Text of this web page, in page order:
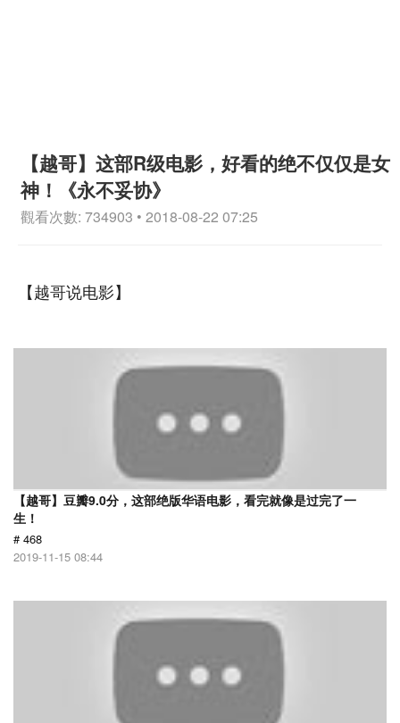
【越哥】这部R级电影，好看的绝不仅仅是女
神！《永不妥协》
觀看次數: 734903 • 2018-08-22 07:25
【越哥说电影】
【越哥】豆瓣9.0分，这部绝版华语电影，看完就像是过完了一
生！
# 468
2019-11-15 08:44